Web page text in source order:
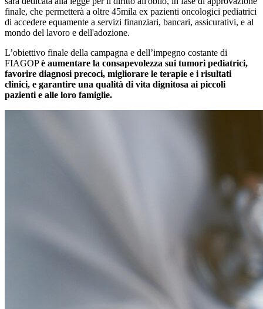
finale, che permetterà a oltre 45mila ex pazienti oncologici pediatrici
di accedere equamente a servizi finanziari, bancari, assicurativi, e al
mondo del lavoro e dell'adozione.
L’obiettivo finale della campagna e dell’impegno costante di
FIAGOPè aumentare la consapevolezza sui tumori pediatrici,
favorire diagnosi precoci, migliorare le terapie e i risultati
clinici, e garantire una qualità di vita dignitosa ai piccoli
pazienti e alle loro famiglie.